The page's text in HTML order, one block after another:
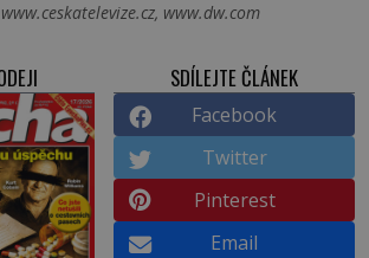
www.dw.com
SDÍLEJTE ČLÁNEK
Facebook
Twitter
Pinterest
Email